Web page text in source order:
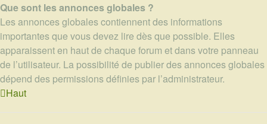
Que sont les annonces globales ?
Les annonces globales contiennent des informations
importantes que vous devez lire dès que possible. Elles
apparaissent en haut de chaque forum et dans votre panneau
de l’utilisateur. La possibilité de publier des annonces globales
dépend des permissions définies par l’administrateur.
Haut